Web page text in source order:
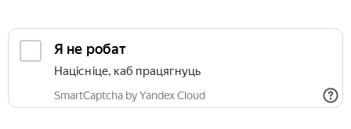
Я не робат
Націсніце, каб працягнуць
SmartCaptcha by Yandex Cloud